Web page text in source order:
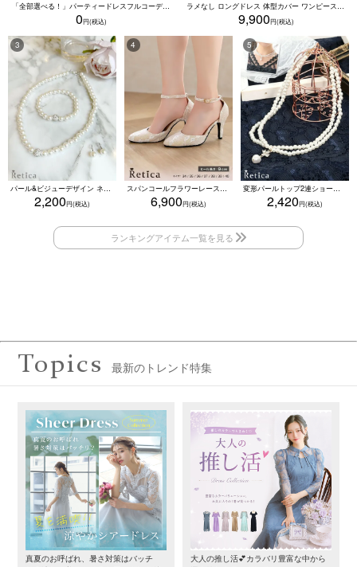
「全部選べる！」パーティードレスフルコーデセット (ドレス1点＋バッグ1点＋アクセ1点+靴1足/4点15000円(税込)/靴なしで12000円(税込))
0
ラメなし ロングドレス 体型カバー ワンピース 敏感肌対応 結婚式 二次会 お呼ばれ 大人 上品 (Sサイズ～5Lサイズ)
9,900
パール&ビジューデザイン ネックレス×ピアス×ブレスレット アクセサリー3set
2,200
スパンコールフラワーレースアンクルストラップハイヒールセパレートパンプス (ベージュ)
6,900
変形パールトップ2連ショートパールネックレス(ホワイト)
2,420
Topics 最新のトレンド特集
真夏のお呼ばれ、暑さ対策はバッチ
大人の推し活💕カラバリ豊富な中から